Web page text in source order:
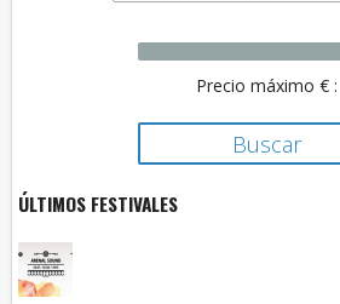
Precio máximo € :
ÚLTIMOS FESTIVALES